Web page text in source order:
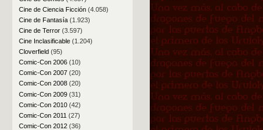
Cine de Ciencia Ficción(4.058)
Cine de Fantasía(1.923)
Cine de Terror(3.597)
Cine Inclasificable(1.204)
Cloverfield(95)
Comic-Con 2006(10)
Comic-Con 2007(20)
Comic-Con 2008(20)
Comic-Con 2009(31)
Comic-Con 2010(42)
Comic-Con 2011 (27)
Comic-Con 2012(36)